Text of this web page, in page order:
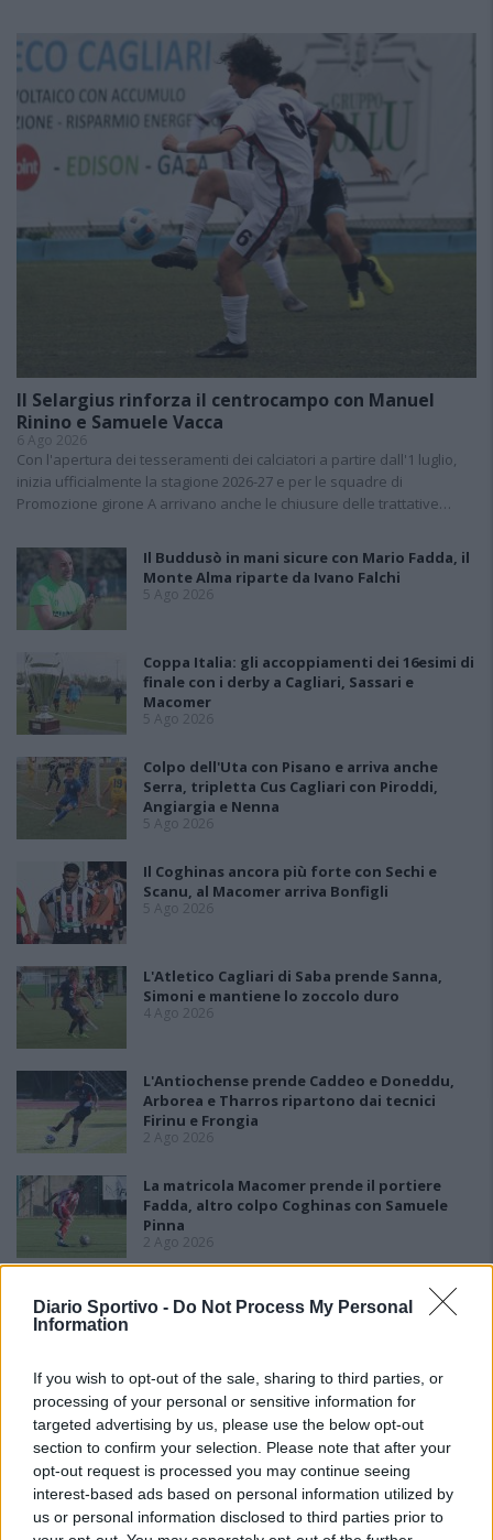
Diario Sportivo - Do Not Process My Personal
Information
If you wish to opt-out of the sale, sharing to third parties, or
processing of your personal or sensitive information for
targeted advertising by us, please use the below opt-out
section to confirm your selection. Please note that after your
opt-out request is processed you may continue seeing
interest-based ads based on personal information utilized by
us or personal information disclosed to third parties prior to
Il Selargius rinforza il centrocampo con Manuel
Rinino e Samuele Vacca
6 Ago 2026
Con l'apertura dei tesseramenti dei calciatori a partire dall'1 luglio,
inizia ufficialmente la stagione 2026-27 e per le squadre di
Promozione girone A arrivano anche le chiusure delle trattative…
Il Buddusò in mani sicure con Mario Fadda, il
Monte Alma riparte da Ivano Falchi
5 Ago 2026
Coppa Italia: gli accoppiamenti dei 16esimi di
finale con i derby a Cagliari, Sassari e
Macomer
5 Ago 2026
Colpo dell'Uta con Pisano e arriva anche
Serra, tripletta Cus Cagliari con Piroddi,
Angiargia e Nenna
5 Ago 2026
Il Coghinas ancora più forte con Sechi e
Scanu, al Macomer arriva Bonfigli
5 Ago 2026
L'Atletico Cagliari di Saba prende Sanna,
Simoni e mantiene lo zoccolo duro
4 Ago 2026
L'Antiochense prende Caddeo e Doneddu,
Arborea e Tharros ripartono dai tecnici
Firinu e Frongia
2 Ago 2026
La matricola Macomer prende il portiere
Fadda, altro colpo Coghinas con Samuele
Pinna
2 Ago 2026
Nasce l'Arbus Guspini Costa Verde, Garau:
«Vogliamo rappresentare con orgoglio